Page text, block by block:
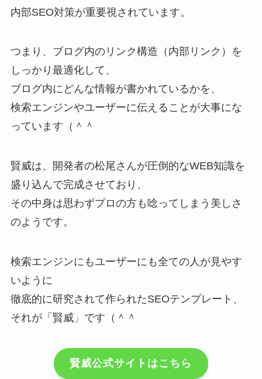
内部SEO対策が重要視されています。
つまり、ブログ内のリンク構造（内部リンク）を
しっかり最適化して、
ブログ内にどんな情報が書かれているかを、
検索エンジンやユーザーに伝えることが大事にな
っています（＾＾
賢威は、開発者の松尾さんが圧倒的なWEB知識を
盛り込んで完成させており、
その中身は思わずプロの方も唸ってしまう美しさ
のようです。
検索エンジンにもユーザーにも全ての人が見やす
いように
徹底的に研究されて作られたSEOテンプレート、
それが「賢威」です（＾＾
賢威公式サイトはこちら